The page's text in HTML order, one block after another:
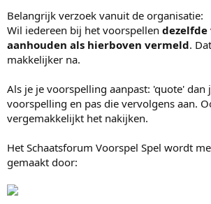
Belangrijk verzoek vanuit de organisatie:
Wil iedereen bij het voorspellen
aanhouden als hierboven vermeld.
makkelijker na.
Als je je voorspelling aanpast: 'quote' dan
voorspelling en pas die vervolgens aan.
vergemakkelijkt het nakijken.
Het Schaatsforum Voorspel Spel wordt
gemaakt door: